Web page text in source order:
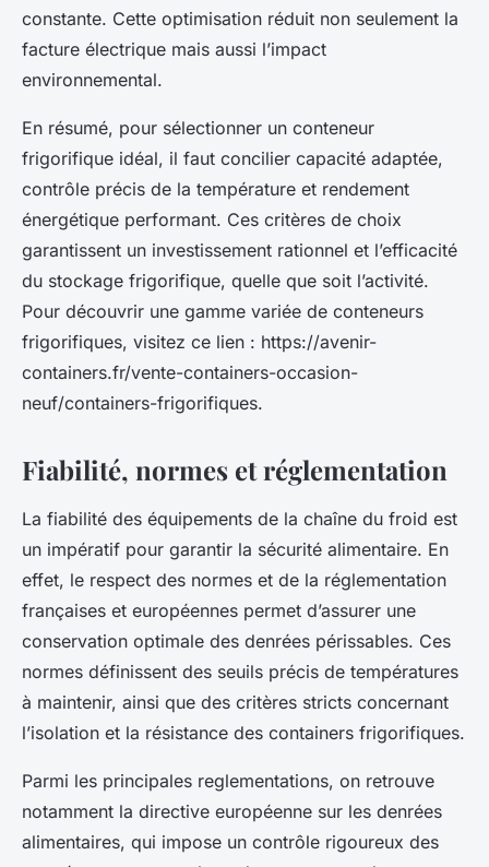
constante. Cette optimisation réduit non seulement la
facture électrique mais aussi l’impact
environnemental.
En résumé, pour sélectionner un conteneur
frigorifique idéal, il faut concilier capacité adaptée,
contrôle précis de la température et rendement
énergétique performant. Ces critères de choix
garantissent un investissement rationnel et l’efficacité
du stockage frigorifique, quelle que soit l’activité.
Pour découvrir une gamme variée de conteneurs
frigorifiques, visitez ce lien : https://avenir-
containers.fr/vente-containers-occasion-
neuf/containers-frigorifiques.
Fiabilité, normes et réglementation
La fiabilité des équipements de la chaîne du froid est
un impératif pour garantir la sécurité alimentaire. En
effet, le respect des normes et de la réglementation
françaises et européennes permet d’assurer une
conservation optimale des denrées périssables. Ces
normes définissent des seuils précis de températures
à maintenir, ainsi que des critères stricts concernant
l’isolation et la résistance des containers frigorifiques.
Parmi les principales reglementations, on retrouve
notamment la directive européenne sur les denrées
alimentaires, qui impose un contrôle rigoureux des